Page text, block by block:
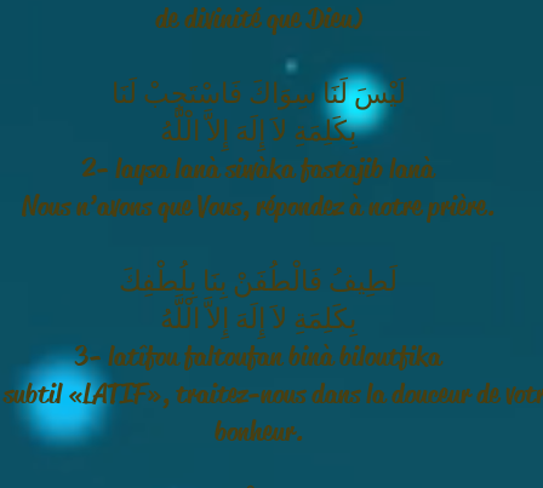
de divinité que Dieu)
لَيْسَ لَنَا سِوَاكَ فَاسْتَجِبْ لَنَا
بِكَلِمَةِ لاَ إِلَهَ إِلاَّ الْلَّهُ
2- laysa lanà siwàka fastajib lanà
Nous n’avons que Vous, répondez à notre prière.
لَطِيفُ فَالْطُفَنْ بِنَا بِلُطْفِكَ
بِكَلِمَةِ لاَ إِلَهَ إِلاَّ الْلَّهُ
3- latîfou faltoufan binà biloutfika
subtil « LATIF », traitez-nous dans la douceur de
bonheur.